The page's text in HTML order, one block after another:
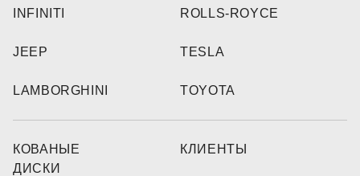
INFINITI
JEEP
LAMBORGHINI
ROLLS-ROYCE
TESLA
TOYOTA
КОВАНЫЕ
ДИСКИ
КЛИЕНТЫ